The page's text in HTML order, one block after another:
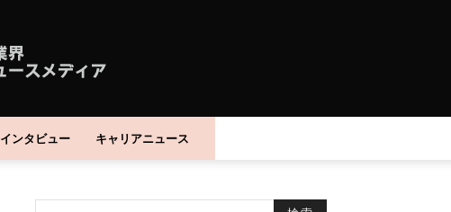
インタビュー キャリアニュース